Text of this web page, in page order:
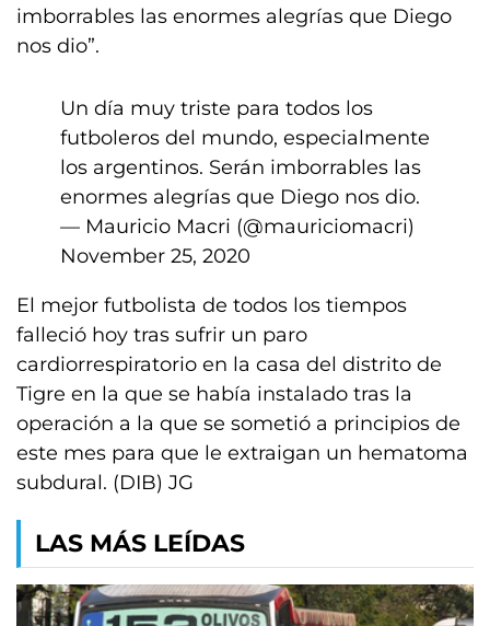
imborrables las enormes alegrías que Diego
nos dio”.
Un día muy triste para todos los
futboleros del mundo, especialmente
los argentinos. Serán imborrables las
enormes alegrías que Diego nos dio.
— Mauricio Macri (@mauriciomacri)
November 25, 2020
El mejor futbolista de todos los tiempos
falleció hoy tras sufrir un paro
cardiorrespiratorio en la casa del distrito de
Tigre en la que se había instalado tras la
operación a la que se sometió a principios de
este mes para que le extraigan un hematoma
subdural. (DIB) JG
LAS MÁS LEÍDAS